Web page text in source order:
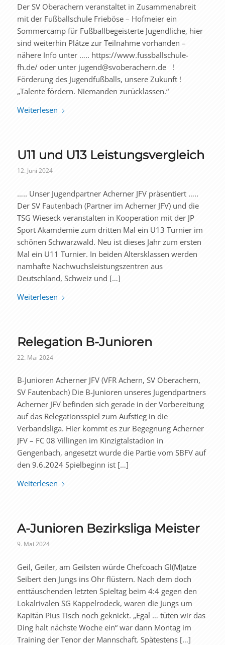
Der SV Oberachern veranstaltet in Zusammenabreit
mit der Fußballschule Frieböse – Hofmeier ein
Sommercamp für Fußballbegeisterte Jugendliche, hier
sind weiterhin Plätze zur Teilnahme vorhanden –
nähere Info unter ….. https://www.fussballschule-
fh.de/ oder unter jugend@svoberachern.de !
Förderung des Jugendfußballs, unsere Zukunft !
„Talente fördern. Niemanden zurücklassen.“
Weiterlesen
U11 und U13 Leistungsvergleich
12. Juni 2024
….. Unser Jugendpartner Acherner JFV präsentiert …..
Der SV Fautenbach (Partner im Acherner JFV) und die
TSG Wieseck veranstalten in Kooperation mit der JP
Sport Akamdemie zum dritten Mal ein U13 Turnier im
schönen Schwarzwald. Neu ist dieses Jahr zum ersten
Mal ein U11 Turnier. In beiden Altersklassen werden
namhafte Nachwuchsleistungszentren aus
Deutschland, Schweiz und […]
Weiterlesen
Relegation B-Junioren
22. Mai 2024
B-Junioren Acherner JFV (VFR Achern, SV Oberachern,
SV Fautenbach) Die B-Junioren unseres Jugendpartners
Acherner JFV befinden sich gerade in der Vorbereitung
auf das Relegationsspiel zum Aufstieg in die
Verbandsliga. Hier kommt es zur Begegnung Acherner
JFV – FC 08 Villingen im Kinzigtalstadion in
Gengenbach, angesetzt wurde die Partie vom SBFV auf
den 9.6.2024 Spielbeginn ist […]
Weiterlesen
A-Junioren Bezirksliga Meister
9. Mai 2024
Geil, Geiler, am Geilsten würde Chefcoach Gl(M)atze
Seibert den Jungs ins Ohr flüstern. Nach dem doch
enttäuschenden letzten Spieltag beim 4:4 gegen den
Lokalrivalen SG Kappelrodeck, waren die Jungs um
Kapitän Pius Tisch noch geknickt. „Egal … tüten wir das
Ding halt nächste Woche ein“ war dann Montag im
Training der Tenor der Mannschaft. Spätestens […]